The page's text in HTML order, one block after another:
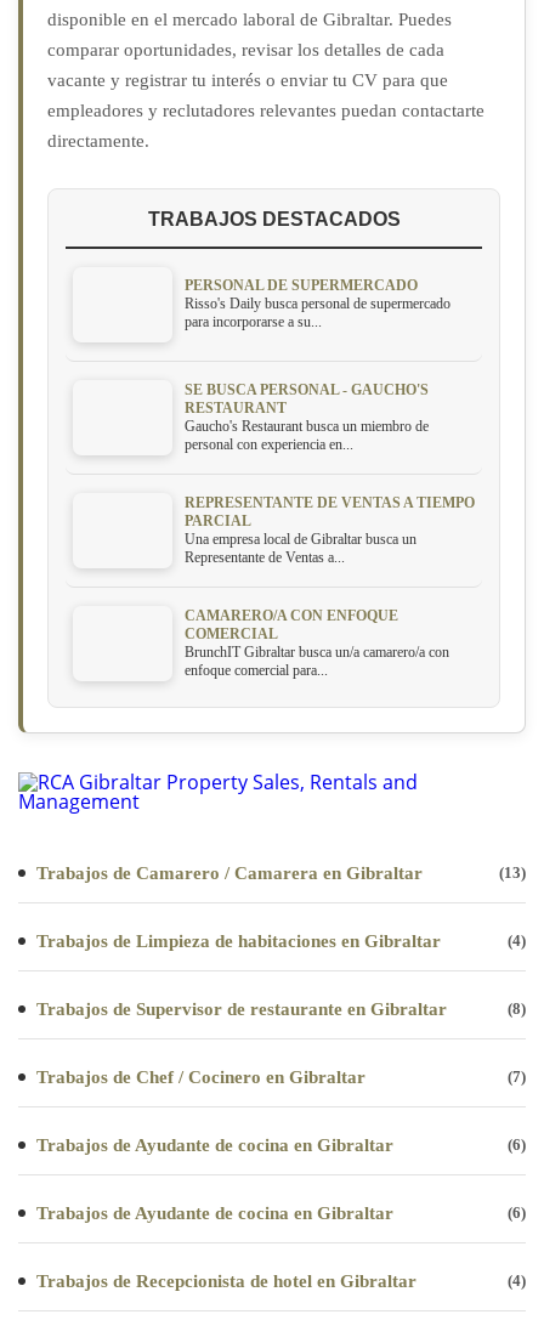
disponible en el mercado laboral de Gibraltar. Puedes
comparar oportunidades, revisar los detalles de cada
vacante y registrar tu interés o enviar tu CV para que
empleadores y reclutadores relevantes puedan contactarte
directamente.
TRABAJOS DESTACADOS
PERSONAL DE SUPERMERCADO
Risso's Daily busca personal de supermercado
para incorporarse a su...
SE BUSCA PERSONAL - GAUCHO'S
RESTAURANT
Gaucho's Restaurant busca un miembro de
personal con experiencia en...
REPRESENTANTE DE VENTAS A TIEMPO
PARCIAL
Una empresa local de Gibraltar busca un
Representante de Ventas a...
CAMARERO/A CON ENFOQUE
COMERCIAL
BrunchIT Gibraltar busca un/a camarero/a con
enfoque comercial para...
Trabajos de Camarero / Camarera en Gibraltar (13)
Trabajos de Limpieza de habitaciones en Gibraltar (4)
Trabajos de Supervisor de restaurante en Gibraltar (8)
Trabajos de Chef / Cocinero en Gibraltar (7)
Trabajos de Ayudante de cocina en Gibraltar (6)
Trabajos de Ayudante de cocina en Gibraltar (6)
Trabajos de Recepcionista de hotel en Gibraltar (4)